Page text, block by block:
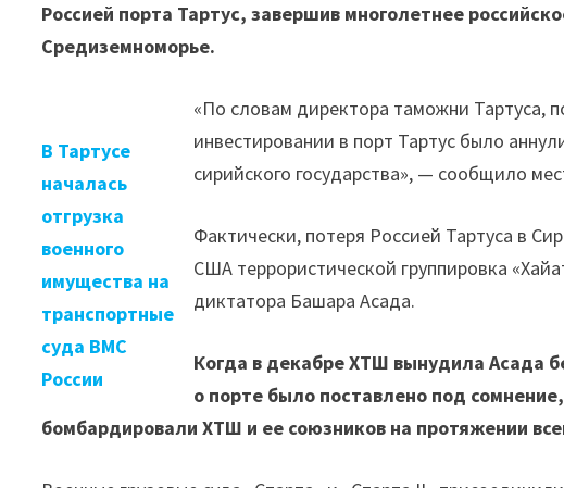
Россией порта Тартус, завершив многолетнее
Средиземноморье.
В Тартусе
началась
отгрузка
военного
имущества на
транспортные
суда ВМС
России
«По словам директора таможни Тартуса,
инвестировании в порт Тартус было
сирийского государства», — сообщило
Фактически, потеря Россией Тартуса в
США террористической группировка
диктатора Башара Асада.
Когда в декабре ХТШ вынудила Асада
о порте было поставлено под
бомбардировали ХТШ и ее союзников на протяжении